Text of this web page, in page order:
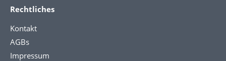
Rechtliches
Kontakt
AGBs
Impressum